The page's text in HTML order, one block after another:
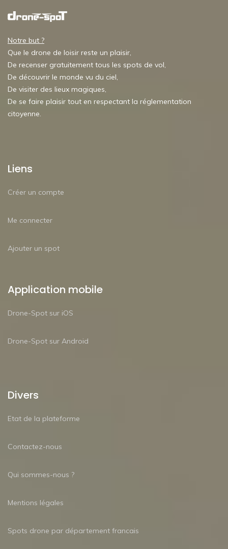
Notre but ?
Que le drone de loisir reste un plaisir,
De recenser gratuitement tous les spots de vol,
De découvrir le monde vu du ciel,
De visiter des lieux magiques,
De se faire plaisir tout en respectant la réglementation
citoyenne.
Liens
Créer un compte
Me connecter
Ajouter un spot
Application mobile
Drone-Spot sur iOS
Drone-Spot sur Android
Divers
Etat de la plateforme
Contactez-nous
Qui sommes-nous ?
Mentions légales
Spots drone par département francais